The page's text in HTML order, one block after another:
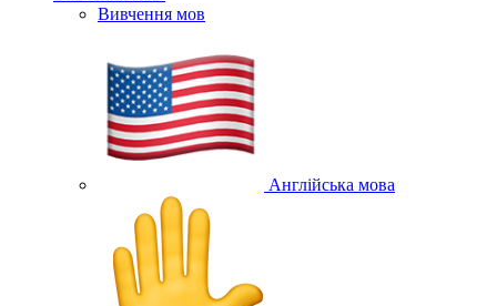
Вивчення мов
Англійська мова